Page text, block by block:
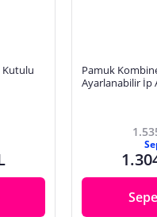
Kutulu
Pamuk
Ayarlanabilir İp